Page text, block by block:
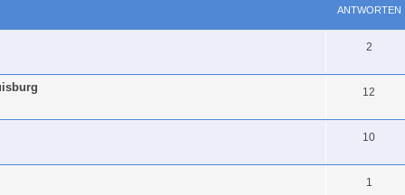
ANTWORTEN
2
12
10
1